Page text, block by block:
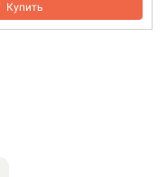
Купить